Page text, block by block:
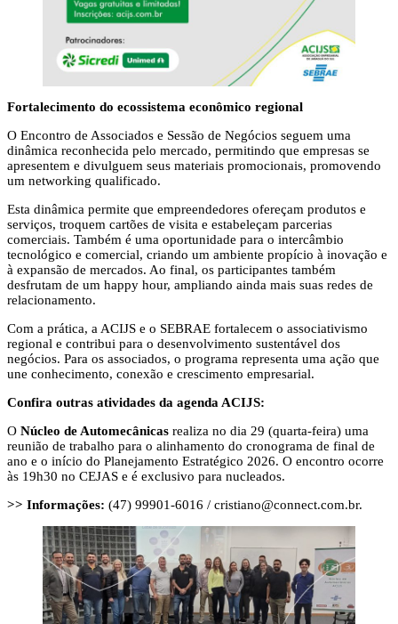
Fortalecimento do ecossistema econômico regional
O Encontro de Associados e Sessão de Negócios seguem uma
dinâmica reconhecida pelo mercado, permitindo que empresas se
apresentem e divulguem seus materiais promocionais, promovendo
um networking qualificado.
Esta dinâmica permite que empreendedores ofereçam produtos e
serviços, troquem cartões de visita e estabeleçam parcerias
comerciais. Também é uma oportunidade para o intercâmbio
tecnológico e comercial, criando um ambiente propício à inovação e
à expansão de mercados. Ao final, os participantes também
desfrutam de um happy hour, ampliando ainda mais suas redes de
relacionamento.
Com a prática, a ACIJS e o SEBRAE fortalecem o associativismo
regional e contribui para o desenvolvimento sustentável dos
negócios. Para os associados, o programa representa uma ação que
une conhecimento, conexão e crescimento empresarial.
Confira outras atividades da agenda ACIJS:
O Núcleo de Automecânicas realiza no dia 29 (quarta-feira) uma
reunião de trabalho para o alinhamento do cronograma de final de
ano e o início do Planejamento Estratégico 2026. O encontro ocorre
às 19h30 no CEJAS e é exclusivo para nucleados.
>> Informações: (47) 99901-6016 / cristiano@connect.com.br.